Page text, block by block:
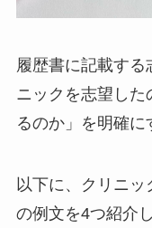
履歴書に記載する
ニックを志望した
るのか」を明確に
以下に、クリニ
の例文を4つ紹介し